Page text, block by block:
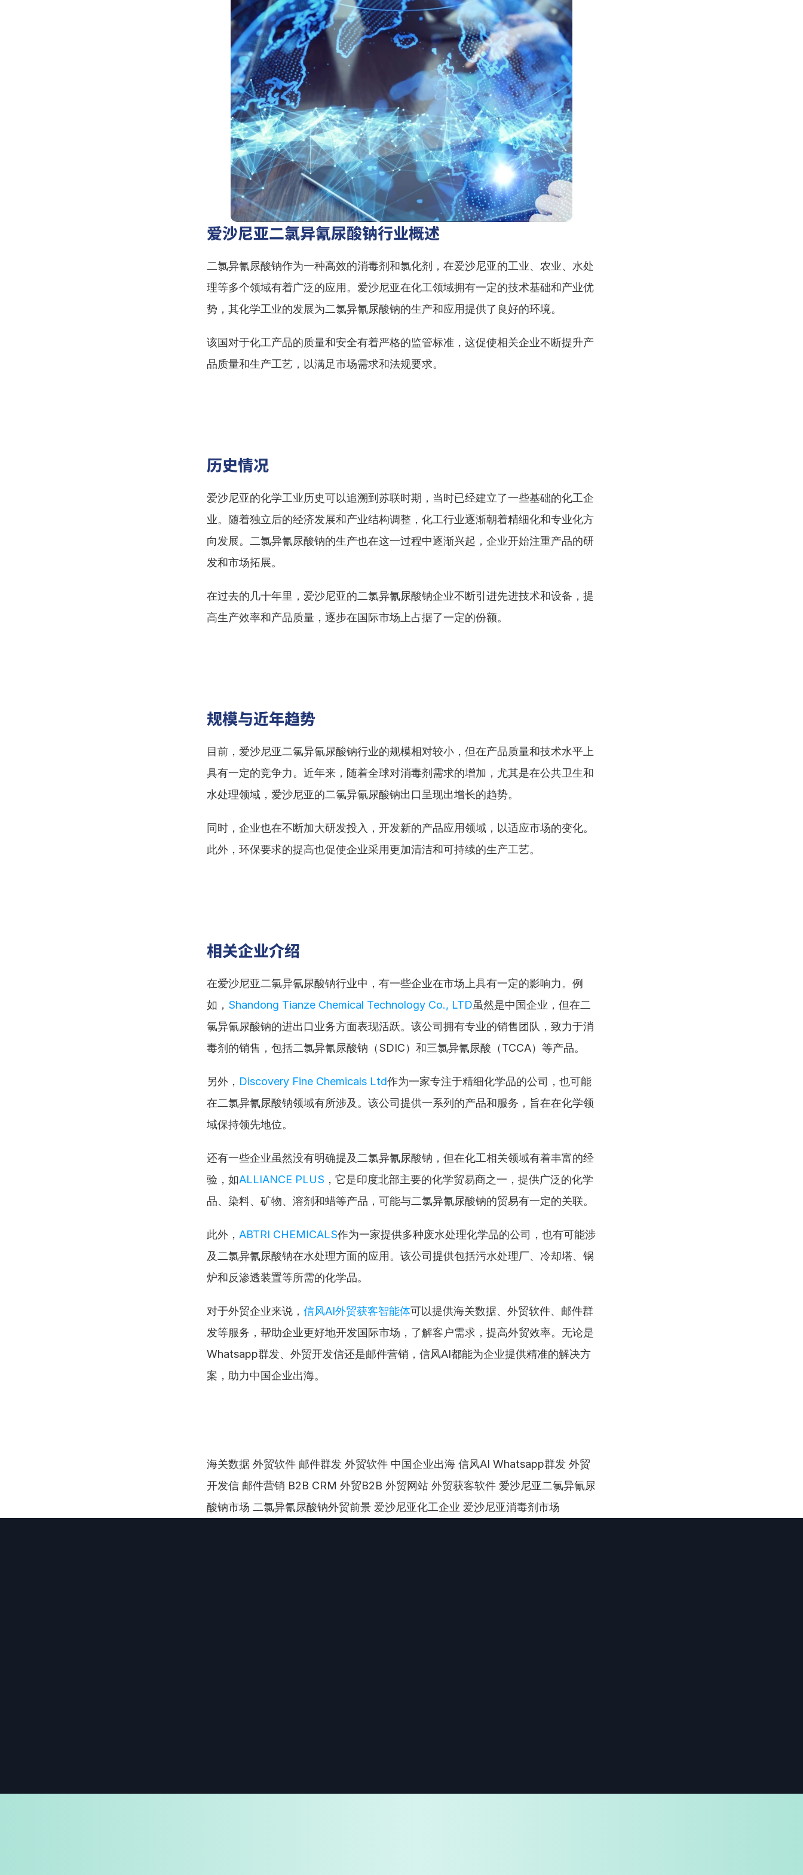
爱沙尼亚二氯异氰尿酸钠行业概述
二氯异氰尿酸钠作为一种高效的消毒剂和氯化剂，在爱沙尼亚的工业、农业、水处
理等多个领域有着广泛的应用。爱沙尼亚在化工领域拥有一定的技术基础和产业优
势，其化学工业的发展为二氯异氰尿酸钠的生产和应用提供了良好的环境。
该国对于化工产品的质量和安全有着严格的监管标准，这促使相关企业不断提升产
品质量和生产工艺，以满足市场需求和法规要求。
历史情况
爱沙尼亚的化学工业历史可以追溯到苏联时期，当时已经建立了一些基础的化工企
业。随着独立后的经济发展和产业结构调整，化工行业逐渐朝着精细化和专业化方
向发展。二氯异氰尿酸钠的生产也在这一过程中逐渐兴起，企业开始注重产品的研
发和市场拓展。
在过去的几十年里，爱沙尼亚的二氯异氰尿酸钠企业不断引进先进技术和设备，提
高生产效率和产品质量，逐步在国际市场上占据了一定的份额。
规模与近年趋势
目前，爱沙尼亚二氯异氰尿酸钠行业的规模相对较小，但在产品质量和技术水平上
具有一定的竞争力。近年来，随着全球对消毒剂需求的增加，尤其是在公共卫生和
水处理领域，爱沙尼亚的二氯异氰尿酸钠出口呈现出增长的趋势。
同时，企业也在不断加大研发投入，开发新的产品应用领域，以适应市场的变化。
此外，环保要求的提高也促使企业采用更加清洁和可持续的生产工艺。
相关企业介绍
在爱沙尼亚二氯异氰尿酸钠行业中，有一些企业在市场上具有一定的影响力。例
如， Shandong Tianze Chemical Technology Co., LTD虽然是中国企业，但在二
氯异氰尿酸钠的进出口业务方面表现活跃。该公司拥有专业的销售团队，致力于消
毒剂的销售，包括二氯异氰尿酸钠（SDIC）和三氯异氰尿酸（TCCA）等产品。
另外， Discovery Fine Chemicals Ltd作为一家专注于精细化学品的公司，也可能
在二氯异氰尿酸钠领域有所涉及。该公司提供一系列的产品和服务，旨在在化学领
域保持领先地位。
还有一些企业虽然没有明确提及二氯异氰尿酸钠，但在化工相关领域有着丰富的经
验，如ALLIANCE PLUS ，它是印度北部主要的化学贸易商之一，提供广泛的化学
品、染料、矿物、溶剂和蜡等产品，可能与二氯异氰尿酸钠的贸易有一定的关联。
此外， ABTRI CHEMICALS作为一家提供多种废水处理化学品的公司，也有可能涉
及二氯异氰尿酸钠在水处理方面的应用。该公司提供包括污水处理厂、冷却塔、锅
炉和反渗透装置等所需的化学品。
对于外贸企业来说， 信风AI外贸获客智能体可以提供海关数据、外贸软件、邮件群
发等服务，帮助企业更好地开发国际市场，了解客户需求，提高外贸效率。无论是
Whatsapp群发、外贸开发信还是邮件营销，信风AI都能为企业提供精准的解决方
案，助力中国企业出海。
海关数据 外贸软件 邮件群发 外贸软件 中国企业出海 信风AI Whatsapp群发 外贸
开发信 邮件营销 B2B CRM 外贸B2B 外贸网站 外贸获客软件 爱沙尼亚二氯异氰尿
酸钠市场 二氯异氰尿酸钠外贸前景 爱沙尼亚化工企业 爱沙尼亚消毒剂市场